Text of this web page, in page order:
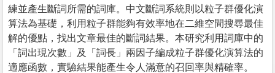
練並產生斷詞所需的詞庫。中文斷詞系統則以粒子群優化演
算法為基礎，利用粒子群能夠有效率地在二維空間搜尋最佳
解的優點，找出文章最佳的斷詞結果。本研究利用詞庫中的
「詞出現次數」及「詞長」兩因子編成粒子群優化演算法的
適應函數，實驗結果能產生令人滿意的召回率與精確率。